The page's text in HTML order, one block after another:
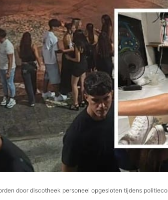
door discotheek personeel opgesloten tijdens